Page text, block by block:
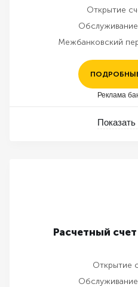
Открытие
Межбанковский
Реклама
Расчетный
Открытие